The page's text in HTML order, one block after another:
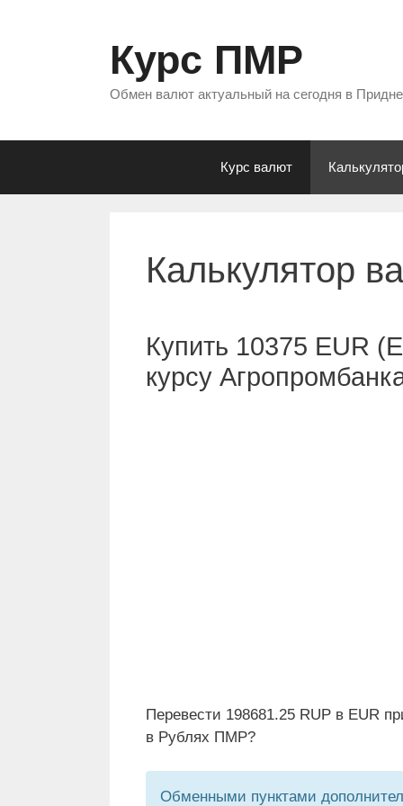
Курс ПМР
Обмен валют актуальный на сегодня в
Курс валют
Калькулятор
Купить 10375 EUR
курсу
Перевести 198681.25 RUP в EUR
в Рублях ПМР?
Обменными пунктами